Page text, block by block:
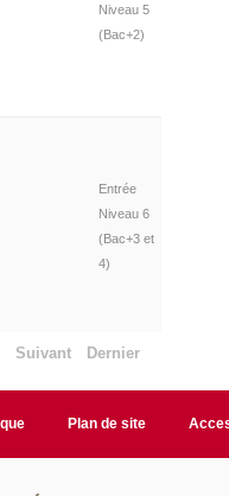
Niveau 5
(Bac+2)
Entrée
Niveau 6
(Bac+3 et
4)
Suivant Dernier
Plan de site